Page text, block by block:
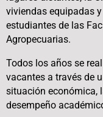
viviendas equipadas
estudiantes de las
Agropecuarias.
Todos los años se
vacantes a través de
situación económica,
desempeño